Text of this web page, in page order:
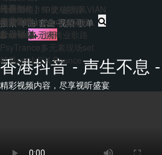
Hard140-150硬核歌路
EDM&Bigroom中场思路
Bounce多元素商业歌路
PsyTrance多元素现场set
韩风set小厅K-Bounce
【合集包】中文/越南风VIAN
【合集包】Psy Trance
主题包
免费套曲
每日福利
干声制作
套曲制作
音乐制作
转换
登录 注册
香港抖音 - 声生不息
精彩视频内容，尽享视听盛宴